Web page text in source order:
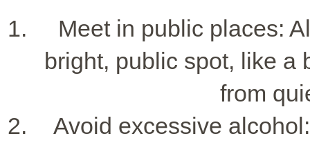
Meet in public places:
bright, public spot, like a
from
Avoid excessive